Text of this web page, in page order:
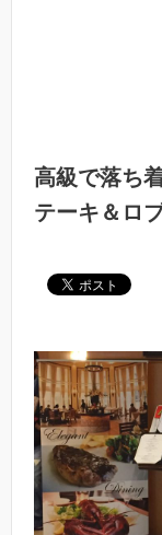
高級で落ち
テーキ＆ロ